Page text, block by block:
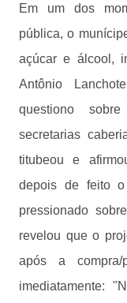
Em um dos
pública, o
açúcar e álcool,
Antônio
questiono
secretarias
titubeou e
depois de feito
pressionado
revelou que o
após a compra/
imediatamente: